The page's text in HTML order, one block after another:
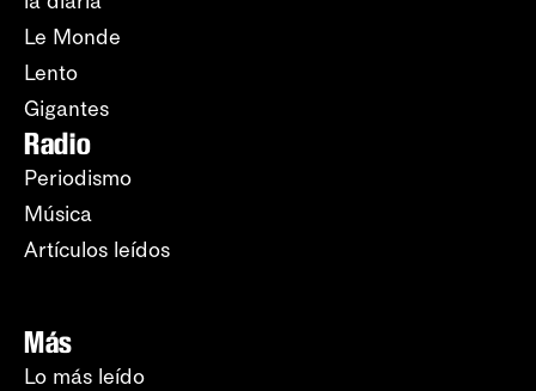
Le Monde
Lento
Gigantes
Radio
Periodismo
Música
Artículos leídos
Más
Lo más leído